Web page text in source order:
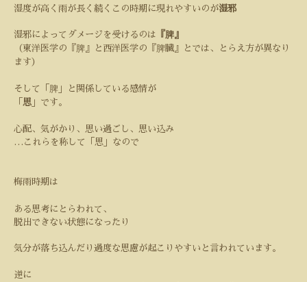
湿度が高く雨が長く続くこの時期に現れやすいのが湿邪
湿邪によってダメージを受けるのは
『脾』
（東洋医学の『脾』と西洋医学の『脾臓』とでは、とらえ方が異なり
ます）
そして「脾」と関係している感情が
「 思 」です。
心配、気がかり、思い過ごし、思い込み
… これらを称して「思」なので
梅雨時期は
ある思考にとらわれて、
脱出できない状態になったり
気分が落ち込んだり過度な思慮が起こりやすいと言われています。
逆に